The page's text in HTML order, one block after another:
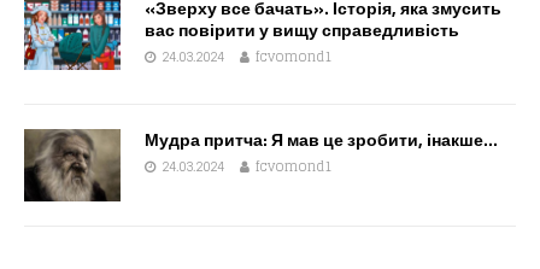
«Зверху все бачать». Історія, яка змусить
вас повірити у вищу справедливість
24.03.2024 fcvomond1
Мудра притча: Я мав це зробити, інакше…
24.03.2024 fcvomond1